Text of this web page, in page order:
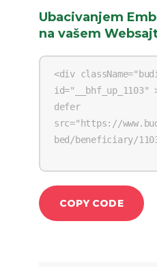
Ubacivanjem
na vašem
COPY CODE